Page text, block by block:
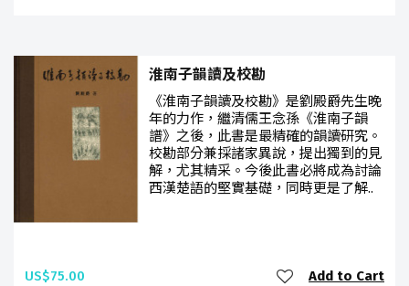
淮南子韻讀及校勘
《淮南子韻讀及校勘》是劉殿爵先生晚
年的力作，繼清儒王念孫《淮南子韻
譜》之後，此書是最精確的韻讀研究。
校勘部分兼採諸家異說，提出獨到的見
解，尤其精采。今後此書必將成為討論
西漢楚語的堅實基礎，同時更是了解..
US$75.00 Add to Cart